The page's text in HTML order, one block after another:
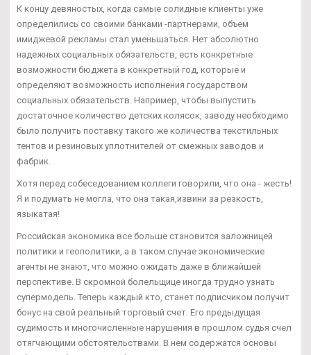
К концу девяностых, когда самые солидные клиенты уже
определились со своими банками -партнерами, объем
имиджевой рекламы стал уменьшаться. Нет абсолютно
надежных социальных обязательств, есть конкретные
возможности бюджета в конкретный год, которые и
определяют возможность исполнения государством
социальных обязательств. Например, чтобы выпустить
достаточное количество детских колясок, заводу необходимо
было получить поставку такого же количества текстильных
тентов и резиновых уплотнителей от смежных заводов и
фабрик.
Хотя перед собеседованием коллеги говорили, что она - жесть!
Я и подумать не могла, что она такая,извини за резкость,
языкатая!
Российская экономика все больше становится заложницей
политики и геополитики, а в таком случае экономические
агенты не знают, что можно ожидать даже в ближайшей
перспективе. В скромной болельщице иногда трудно узнать
супермодель. Теперь каждый кто, станет подписчиком получит
бонус на свой реальный торговый счет. Его предыдущая
судимость и многочисленные нарушения в прошлом судья счел
отягчающими обстоятельствами. В нем содержатся основы